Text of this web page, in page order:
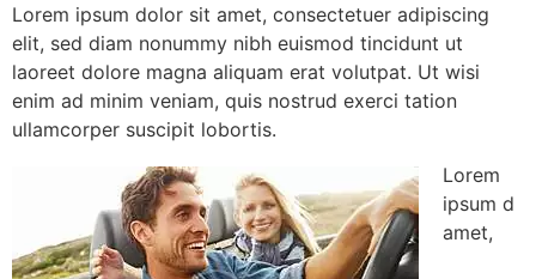
Lorem ipsum dolor sit amet, consectetuer adipiscing
elit, sed diam nonummy nibh euismod tincidunt ut
laoreet dolore magna aliquam erat volutpat. Ut wisi
enim ad minim veniam, quis nostrud exerci tation
ullamcorper suscipit lobortis.
Lorem
ipsum d
amet,